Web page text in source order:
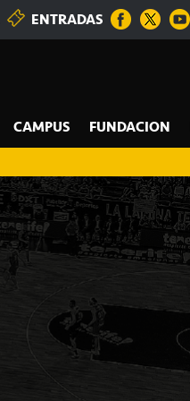
ENTRADAS
CAMPUS FUNDACION